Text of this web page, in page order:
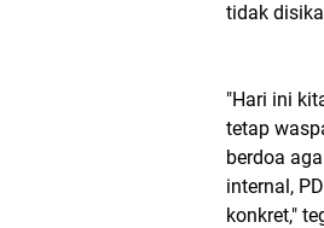
tidak
"Hari ini
tetap
berdoa
internal,
konkret,"